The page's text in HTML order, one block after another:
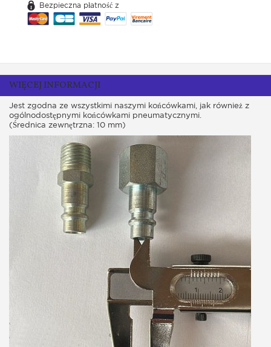
Bezpieczna płatność z
WIĘCEJ INFORMACJI
Jest zgodna ze wszystkimi naszymi końcówkami, jak również z
ogólnodostępnymi końcówkami pneumatycznymi.
(Średnica zewnętrzna: 10 mm)